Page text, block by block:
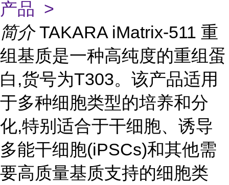
产品 >
简介 TAKARA iMatrix-511 重
组基质是一种高纯度的重组蛋
白,货号为T303。该产品适用
于多种细胞类型的培养和分
化,特别适合于干细胞、诱导
多能干细胞(iPSCs)和其他需
要高质量基质支持的细胞类